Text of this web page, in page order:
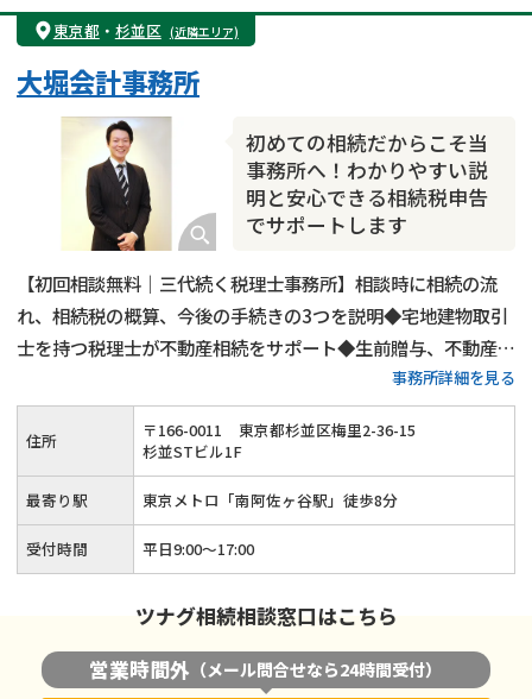
遺産分割
遺留分侵害額請求
相続税申告
相続手続き
銀行手続き
成年後見・任意後見
相続人調査
相続トラブル
東京都 ・ 杉並区 (近隣エリア)
初めての相続だからこそ当
事務所へ！わかりやすい説
明と安心できる相続税申告
でサポートします
大堀会計事務所
【初回相談無料｜三代続く税理士事務所】相談時に相続の流
れ、相続税の概算、今後の手続きの3つを説明◆宅地建物取引
士を持つ税理士が不動産相続をサポート◆生前贈与、不動産活
用、遺言書作成といった生前対策も得意◆土日祝日相談（要予
約）とオンライン面談にも対応している忙しい方が相談しやす
い税理士事務所です。
事務所詳細を見る
住所 〒166-0011
東京都杉並区梅里2-36-15
杉並STビル1F
最寄り駅 東京メトロ「南阿佐ヶ谷駅」徒歩8分
受付時間 平日9:00～17:00
ツナグ相続相談窓口はこちら
営業時間外 （メール問合せなら24時間受付）